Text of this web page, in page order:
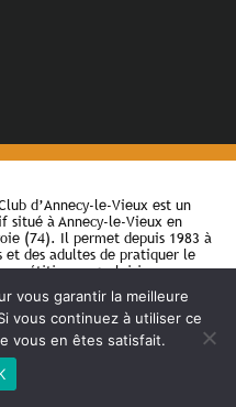
d’Annecy-le-Vieux est un
situé à Annecy-le-Vieux en
(74). Il permet depuis 1983 à
et des adultes de pratiquer le
ou en loisir.
réalisé par
vous garantir la meilleure
vous continuez à utiliser ce
vous en êtes satisfait.